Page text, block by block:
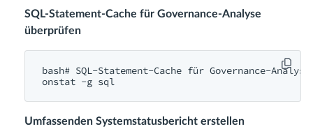
SQL-Statement-Cache für Governance-Analyse
überprüfen
bash# SQL-Statement-Cache für Governance-
onstat -g sql
Umfassenden Systemstatusbericht erstellen